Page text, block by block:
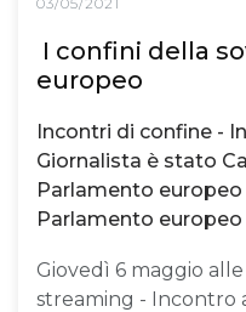
I confini della
europeo
Incontri di confine -
Giornalista è stato
Parlamento
Parlamento europeo
Giovedì 6 maggio
streaming - Incontro